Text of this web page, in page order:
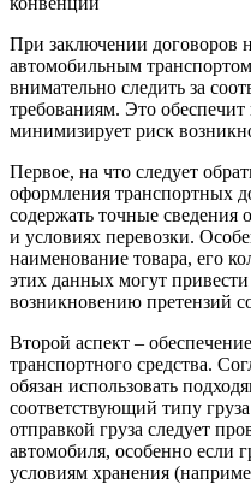
При заключении договоров
автомобильным
внимательно следить за
требованиям. Это
минимизирует риск
Первое, на что следует
оформления транспортных
содержать точные сведения
и условиях перевозки.
наименование товара, его
этих данных могут
возникновению претензий
Второй аспект –
транспортного средства.
обязан использовать
соответствующий типу
отправкой груза следует
автомобиля, особенно если
условиям хранения